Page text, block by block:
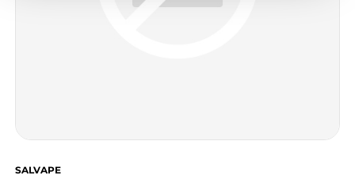
SALVAPE